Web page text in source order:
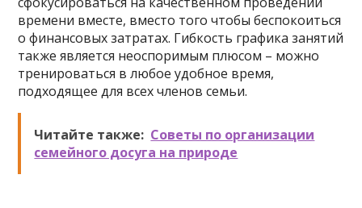
времени вместе, вместо того чтобы беспокоиться
о финансовых затратах. Гибкость графика занятий
также является неоспоримым плюсом – можно
тренироваться в любое удобное время,
подходящее для всех членов семьи.
Читайте также: Советы по организации
семейного досуга на природе